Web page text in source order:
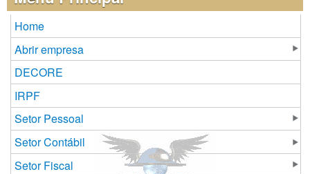
Home
Abrir empresa
DECORE
IRPF
Setor Pessoal
Setor Contábil
Setor Fiscal